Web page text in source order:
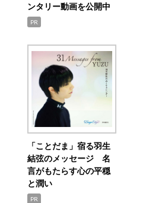
ンタリー動画を公開中
PR
「ことだま」宿る羽生
結弦のメッセージ 名
言がもたらす心の平穏
と潤い
PR